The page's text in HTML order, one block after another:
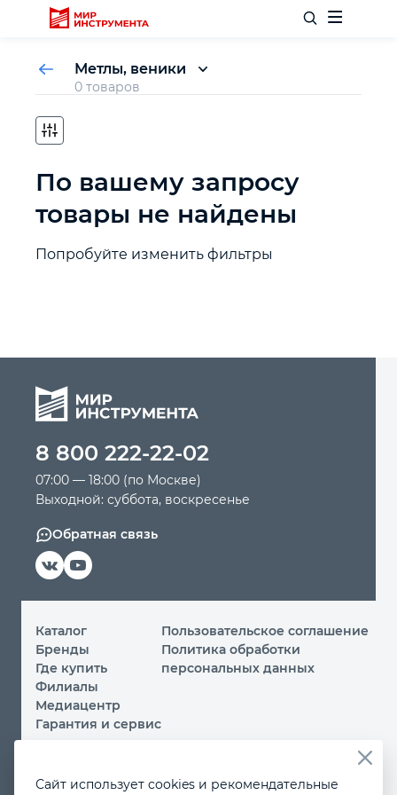
Отделочный инструмент
Слесарный инструмент
Силовое оборудование
Крепежный инструмент
Режущий инструмент
Метлы, веники
0 товаров
Веники
По вашему запросу
товары не найдены
Попробуйте изменить фильтры
8 800 222-22-02
07:00 — 18:00 (по Москве)
Выходной: суббота, воскресенье
Обратная связь
Каталог
Бренды
Где купить
Филиалы
Медиацентр
Гарантия и сервис
Пользовательское соглашение
Политика обработки
персональных данных
Сайт использует cookies и рекомендательные